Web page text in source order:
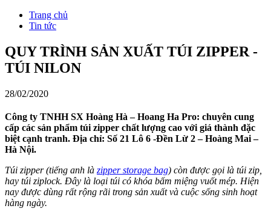
Trang chủ
Tin tức
QUY TRÌNH SẢN XUẤT TÚI ZIPPER -
TÚI NILON
28/02/2020
Công ty TNHH SX Hoàng Hà – Hoang Ha Pro: chuyên cung
cấp các sản phẩm túi zipper chất lượng cao với giá thành đặc
biệt cạnh tranh. Địa chỉ: Số 21 Lô 6 -Đền Lừ 2 – Hoàng Mai –
Hà Nội.
Túi zipper (tiếng anh là zipper storage bag) còn được gọi là túi zip,
hay túi ziplock. Đây là loại túi có khóa bấm miệng vuốt mép. Hiện
nay được dùng rất rộng rãi trong sản xuất và cuộc sống sinh hoạt
hàng ngày.